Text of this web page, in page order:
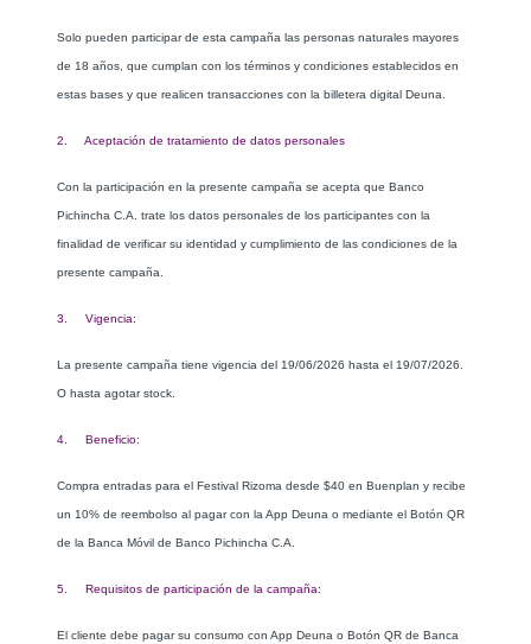
Solo pueden participar de esta campaña las personas naturales mayores
de 18 años, que cumplan con los términos y condiciones establecidos en
estas bases y que realicen transacciones con la billetera digital Deuna.
2. Aceptación de tratamiento de datos personales
Con la participación en la presente campaña se acepta que Banco
Pichincha C.A. trate los datos personales de los participantes con la
finalidad de verificar su identidad y cumplimiento de las condiciones de la
presente campaña.
3. Vigencia:
La presente campaña tiene vigencia del 19/06/2026 hasta el 19/07/2026.
O hasta agotar stock.
4. Beneficio:
Compra entradas para el Festival Rizoma desde $40 en Buenplan y recibe
un 10% de reembolso al pagar con la App Deuna o mediante el Botón QR
de la Banca Móvil de Banco Pichincha C.A.
5. Requisitos de participación de la campaña:
El cliente debe pagar su consumo con App Deuna o Botón QR de Banca